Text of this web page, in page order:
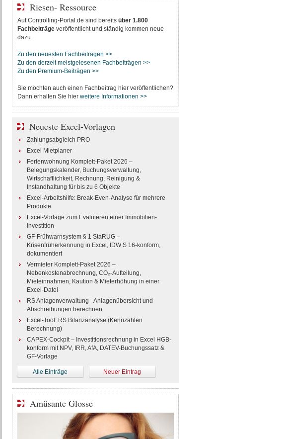
Riesen- Ressource
Auf Controlling-Portal.de sind bereits über 1.800
Fachbeiträgeveröffentlicht und ständig kommen neue
dazu.
Zu den neuesten Fachbeiträgen >>
Zu den derzeit meistgelesenen Fachbeiträgen >>
Zu den Premium-Beiträgen >>
Sie möchten auch einen Fachbeitrag hier veröffentlichen?
Dann erhalten Sie hier weitere Informationen >>
Neueste Excel-Vorlagen
Zahlungsabgleich PRO
Excel Mietplaner
Ferienwohnung Komplett-Paket 2026 –
Belegungskalender, Buchungsverwaltung,
Wirtschaftlichkeit, Rechnung, Reinigung &
Instandhaltung für bis zu 6 Objekte
Excel-Arbeitshilfe: Break-Even-Analyse für mehrere
Produkte
Excel-Vorlage zum Evaluieren einer Immobilien-
Investition
GF-Frühwarnsystem § 1 StaRUG –
Krisenfrüherkennung in Excel, IDW S 16-konform,
dokumentiert
Vermieter Komplett-Paket 2026 –
Nebenkostenabrechnung, CO₂-Aufteilung,
Mieteinnahmen, Kaution & Mieterhöhung in einer
Excel-Datei
RS Anlagenverwaltung - Anlagenübersicht und
Abschreibungen berechnen
Excel-Tool: RS Bilanzanalyse (Kennzahlen
Berechnung)
CAPEX-Cockpit – Investitionsrechnung in Excel HGB-
konform mit NPV, IRR, AfA, DATEV-Buchungssatz &
GF-Vorlage
Alle Einträge Neuer Eintrag
Amüsante Glosse